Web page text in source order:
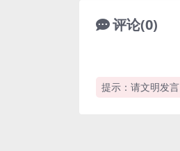
评论(0)
提示：请文明发言